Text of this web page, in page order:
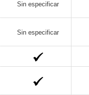
Sin especificar
Sin especificar